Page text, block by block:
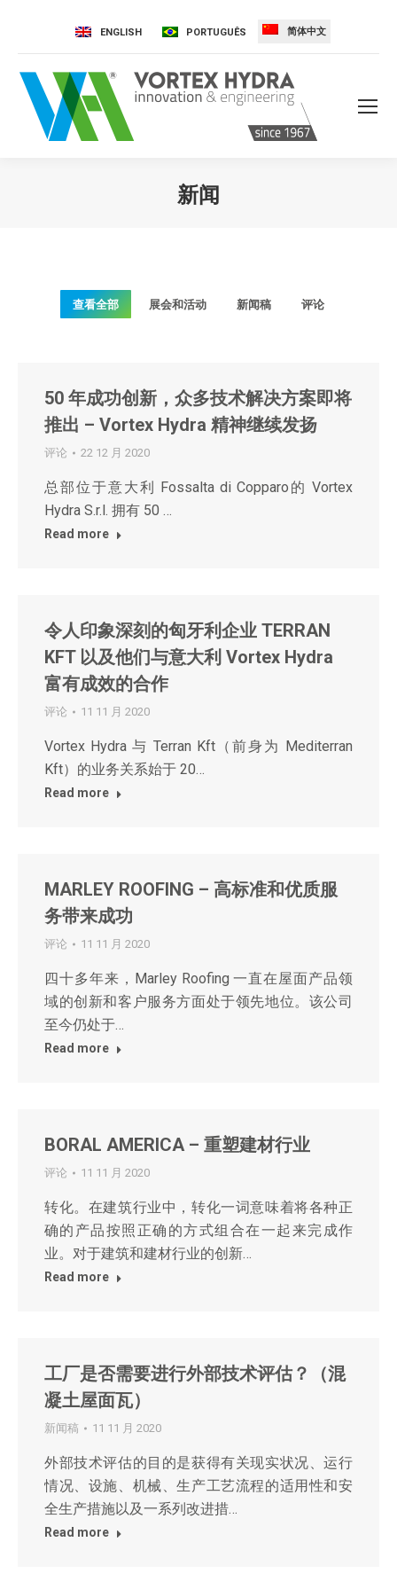
ENGLISH PORTUGUÊS 简体中文
新闻
查看全部 展会和活动 新闻稿 评论
50 年成功创新，众多技术解决方案即将
推出 – Vortex Hydra 精神继续发扬
评论 22 12 月 2020
总部位于意大利 Fossalta di Copparo的 Vortex
Hydra S.r.l. 拥有 50 …
Read more
令人印象深刻的匈牙利企业 TERRAN
KFT 以及他们与意大利 Vortex Hydra
富有成效的合作
评论 11 11 月 2020
Vortex Hydra 与 Terran Kft（前身为 Mediterran
Kft）的业务关系始于 20…
Read more
MARLEY ROOFING – 高标准和优质服
务带来成功
评论 11 11 月 2020
四十多年来，Marley Roofing 一直在屋面产品领
域的创新和客户服务方面处于领先地位。该公司
至今仍处于…
Read more
BORAL AMERICA – 重塑建材行业
评论 11 11 月 2020
转化。在建筑行业中，转化一词意味着将各种正
确的产品按照正确的方式组合在一起来完成作
业。对于建筑和建材行业的创新…
Read more
工厂是否需要进行外部技术评估？（混
凝土屋面瓦）
新闻稿 11 11 月 2020
外部技术评估的目的是获得有关现实状况、运行
情况、设施、机械、生产工艺流程的适用性和安
全生产措施以及一系列改进措…
Read more